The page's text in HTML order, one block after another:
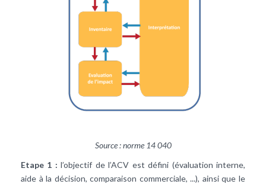
Source : norme 14 040
Etape 1 : l’objectif de l’ACV est défini (évaluation interne,
aide à la décision, comparaison commerciale, ...), ainsi que le